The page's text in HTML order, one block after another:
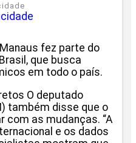
fez parte do
que busca
em todo o país.
O deputado
também disse que o
com as mudanças. “A
e os dados